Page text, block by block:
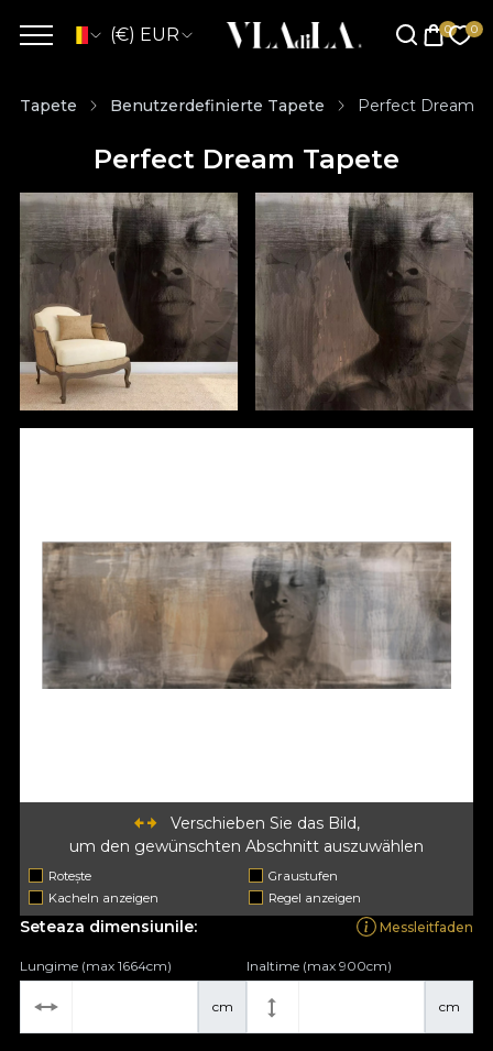
(€) EUR
Tapete Benutzerdefinierte Tapete Perfect Dream
Perfect Dream Tapete
Verschieben Sie das Bild,
um den gewünschten Abschnitt auszuwählen
Rotește
Graustufen
Kacheln anzeigen
Regel anzeigen
Seteaza dimensiunile: Messleitfaden
cm
Lungime (max 1664cm)
cm
Inaltime (max 900cm)